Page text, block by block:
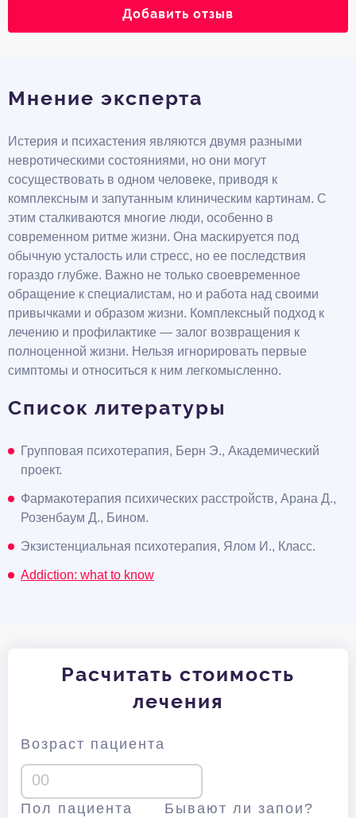
Добавить отзыв
Мнение эксперта
Истерия и психастения являются двумя разными
невротическими состояниями, но они могут
сосуществовать в одном человеке, приводя к
комплексным и запутанным клиническим картинам. С
этим сталкиваются многие люди, особенно в
современном ритме жизни. Она маскируется под
обычную усталость или стресс, но ее последствия
гораздо глубже. Важно не только своевременное
обращение к специалистам, но и работа над своими
привычками и образом жизни. Комплексный подход к
лечению и профилактике — залог возвращения к
полноценной жизни. Нельзя игнорировать первые
симптомы и относиться к ним легкомысленно.
Список литературы
Групповая психотерапия, Берн Э., Академический
проект.
Фармакотерапия психических расстройств, Арана Д.,
Розенбаум Д., Бином.
Экзистенциальная психотерапия, Ялом И., Класс.
Addiction: what to know
Расчитать стоимость
лечения
Возраст пациента
Пол пациента Бывают ли запои?